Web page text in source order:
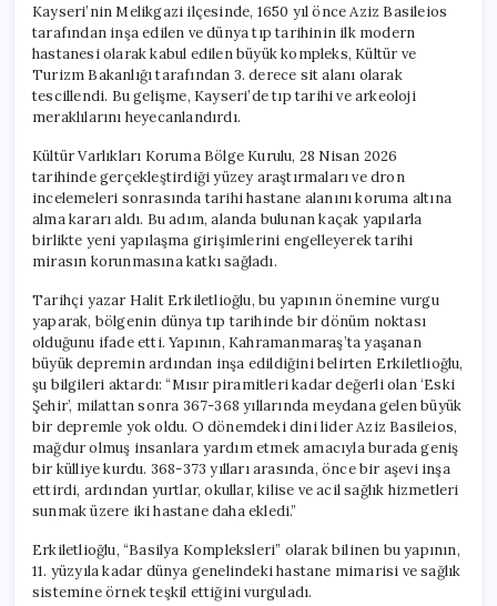
Koruma
Altına
Alındı
için
Kayseri’nin Melikgazi ilçesinde, 1650 yıl önce Aziz Basileios
tarafından inşa edilen ve dünya tıp tarihinin ilk modern
hastanesi olarak kabul edilen büyük kompleks, Kültür ve
Turizm Bakanlığı tarafından 3. derece sit alanı olarak
tescillendi. Bu gelişme, Kayseri’de tıp tarihi ve arkeoloji
meraklılarını heyecanlandırdı.
Kültür Varlıkları Koruma Bölge Kurulu, 28 Nisan 2026
tarihinde gerçekleştirdiği yüzey araştırmaları ve dron
incelemeleri sonrasında tarihi hastane alanını koruma altına
alma kararı aldı. Bu adım, alanda bulunan kaçak yapılarla
birlikte yeni yapılaşma girişimlerini engelleyerek tarihi
mirasın korunmasına katkı sağladı.
Tarihçi yazar Halit Erkiletlioğlu, bu yapının önemine vurgu
yaparak, bölgenin dünya tıp tarihinde bir dönüm noktası
olduğunu ifade etti. Yapının, Kahramanmaraş’ta yaşanan
büyük depremin ardından inşa edildiğini belirten Erkiletlioğlu,
şu bilgileri aktardı: “Mısır piramitleri kadar değerli olan ‘Eski
Şehir’, milattan sonra 367-368 yıllarında meydana gelen büyük
bir depremle yok oldu. O dönemdeki dini lider Aziz Basileios,
mağdur olmuş insanlara yardım etmek amacıyla burada geniş
bir külliye kurdu. 368-373 yılları arasında, önce bir aşevi inşa
ettirdi, ardından yurtlar, okullar, kilise ve acil sağlık hizmetleri
sunmak üzere iki hastane daha ekledi.”
Erkiletlioğlu, “Basilya Kompleksleri” olarak bilinen bu yapının,
11. yüzyıla kadar dünya genelindeki hastane mimarisi ve sağlık
sistemine örnek teşkil ettiğini vurguladı.